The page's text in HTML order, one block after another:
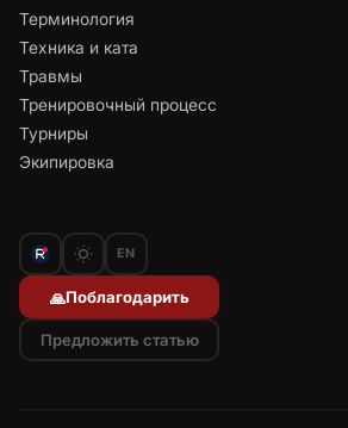
Терминология
Техника и ката
Травмы
Тренировочный процесс
Турниры
Экипировка
EN
🙏Поблагодарить
Предложить статью